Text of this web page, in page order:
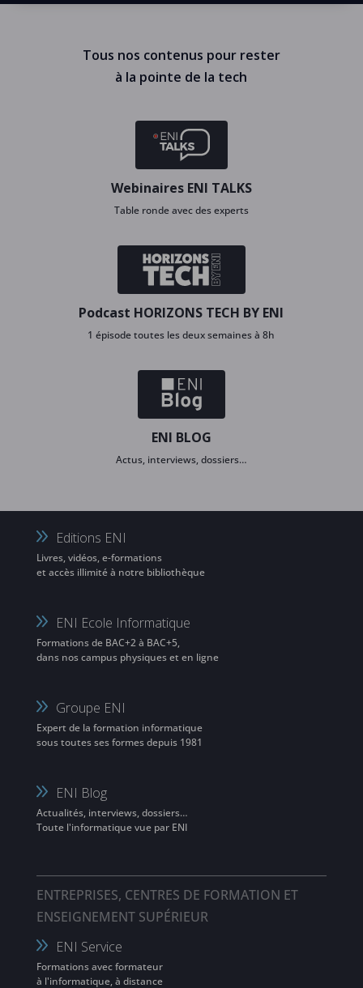
Tous nos contenus pour rester
à la pointe de la tech
Webinaires ENI TALKS
Table ronde avec des experts
Podcast HORIZONS TECH BY ENI
1 épisode toutes les deux semaines à 8h
ENI BLOG
Actus, interviews, dossiers…
Editions ENI
Livres, vidéos, e-formations
et accès illimité à notre bibliothèque
ENI Ecole Informatique
Formations de BAC+2 à BAC+5,
dans nos campus physiques et en ligne
Groupe ENI
Expert de la formation informatique
sous toutes ses formes depuis 1981
ENI Blog
Actualités, interviews, dossiers…
Toute l'informatique vue par ENI
ENTREPRISES, CENTRES DE FORMATION ET
ENSEIGNEMENT SUPÉRIEUR
ENI Service
Formations avec formateur
à l'informatique, à distance